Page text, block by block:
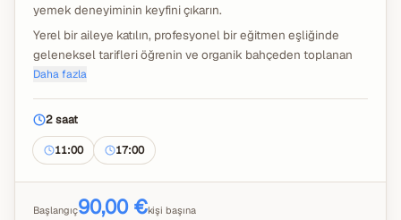
yemek deneyiminin keyfini çıkarın.
Yerel bir aileye katılın, profesyonel bir eğitmen eşliğinde
geleneksel tarifleri öğrenin ve organik bahçeden toplanan
taze malzemelerle yemek hazırlayın.
Tüm pişirme ekipmanları sağlanmakta olup, çorba, ara sıcak,
ana yemek ve tatlıdan oluşan tam ev yemeği menüsü
geleneksel Türk çayı ile servis edilir.
Alkollü içecekler, bahşişler ve servis ücretleri dahil değildir.
Daha fazla
2 saat
11:00 17:00
Başlangıç90,00 €kişi başına